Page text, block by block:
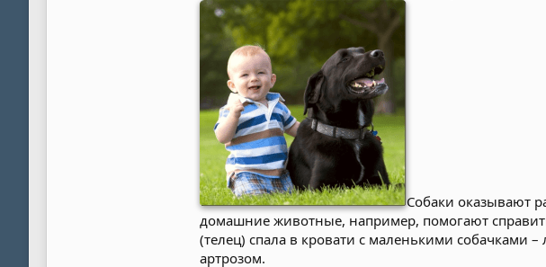
Собаки оказывают
домашние животные, например, помогают
(телец) спала в кровати с маленькими собачками
артрозом.